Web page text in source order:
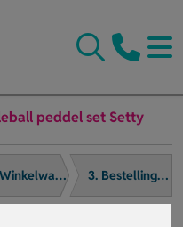
peddel set Setty
2. Winkelwagen 3. Bestelling afronden